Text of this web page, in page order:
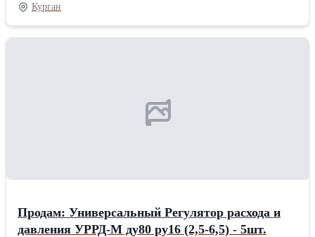
Курган
Продам: Универсальный Регулятор расхода и
давления УРРД-М ду80 ру16 (2,5-6,5) - 5шт.